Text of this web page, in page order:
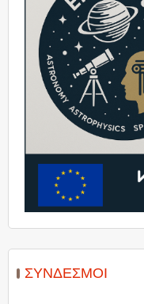
ΣΎΝΔΕΣΜΟΙ